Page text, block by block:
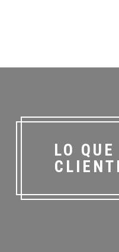
LO